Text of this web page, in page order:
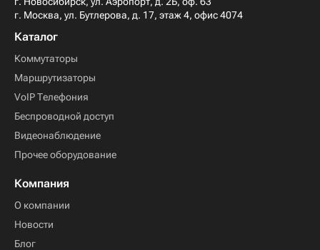
г. Москва, ул. Бутлерова, д. 17, этаж 4, офис 4074
Каталог
Коммутаторы
Маршрутизаторы
VoIP Телефония
Беспроводной доступ
Видеонаблюдение
Прочее оборудование
Компания
О компании
Новости
Блог